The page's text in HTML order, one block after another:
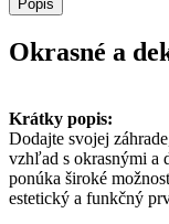
Popis
Okrasné a
Krátky popis:
Dodajte svojej
vzhľad s okrasnými a
ponúka široké
estetický a funkčný